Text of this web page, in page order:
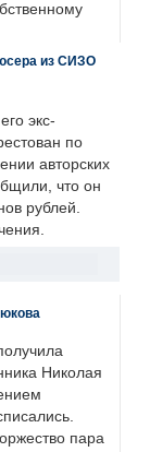
из СИЗО
экс-
по
авторских
что он
рублей.
Николая
пара